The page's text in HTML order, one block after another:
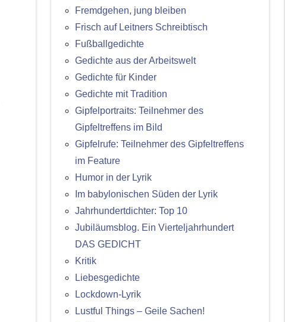
Fremdgehen, jung bleiben
Frisch auf Leitners Schreibtisch
Fußballgedichte
Gedichte aus der Arbeitswelt
Gedichte für Kinder
Gedichte mit Tradition
Gipfelportraits: Teilnehmer des
Gipfeltreffens im Bild
Gipfelrufe: Teilnehmer des Gipfeltreffens
im Feature
Humor in der Lyrik
Im babylonischen Süden der Lyrik
Jahrhundertdichter: Top 10
Jubiläumsblog. Ein Vierteljahrhundert
DAS GEDICHT
Kritik
Liebesgedichte
Lockdown-Lyrik
Lustful Things – Geile Sachen!